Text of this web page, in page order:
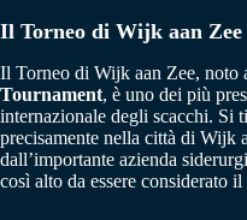
Il Torneo di Wijk aan Zee
Il Torneo di Wijk aan Zee, noto
Tournament, è uno dei più
internazionale degli scacchi. Si
precisamente nella città di Wijk
dall’importante azienda
così alto da essere considerato il